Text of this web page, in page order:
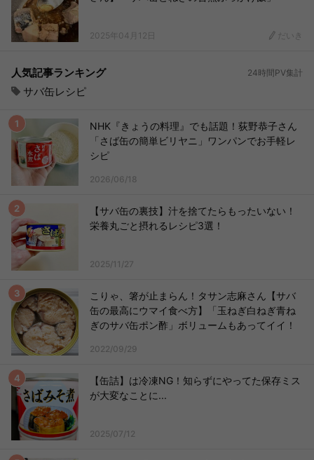
2025年04月12日 だいき
人気記事ランキング 24時間PV集計
サバ缶レシピ
NHK『きょうの料理』でも話題！荻野恭子さん
「さば缶の簡単ビリヤニ」ワンパンでお手軽レ
シピ
2026/06/18
【サバ缶の裏技】汁を捨てたらもったいない！
栄養丸ごと摂れるレシピ3選！
2025/11/27
こりゃ、箸が止まらん！タサン志麻さん【サバ
缶の最高にウマイ食べ方】「玉ねぎ白ねぎ青ね
ぎのサバ缶ポン酢」ボリュームもあってイイ！
2022/09/29
【缶詰】は冷凍NG！知らずにやってた保存ミス
が大変なことに...
2025/07/12